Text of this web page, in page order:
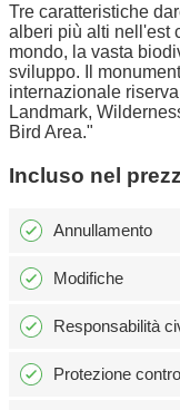
Tre caratteristiche
alberi più alti nell'est
mondo, la vasta
sviluppo. Il
internazionale
Landmark,
Bird Area."
Incluso nel
Annullamento
Modifiche
Responsabilità
Protezione